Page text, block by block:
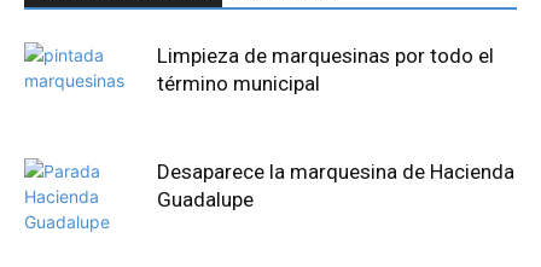
Limpieza de marquesinas por todo el
término municipal
Desaparece la marquesina de Hacienda
Guadalupe